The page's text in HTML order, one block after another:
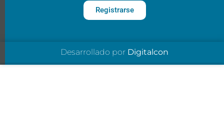
Registrarse
Desarrollado por Digitalcon